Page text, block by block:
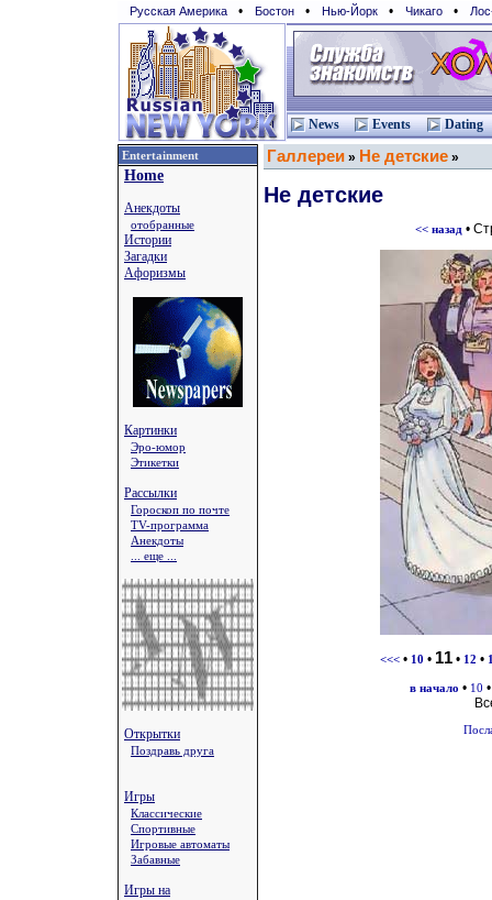
Русская Америка • Бостон • Нью-Йорк • Чикаго •
News Events Dating
Entertainment
Home
Анекдоты
отобранные
Истории
Загадки
Афоризмы
Картинки
Эро-юмор
Этикетки
Рассылки
Гороскоп по почте
TV-программа
Анекдоты
... еще ...
Открытки
Поздравь друга
Игры
Классические
Спортивные
Игровые автоматы
Забавные
Игры на
Галлереи » Не детские »
Не детские
<< назад •
<<< • 10 • 11 • 12 •
в начало • 10